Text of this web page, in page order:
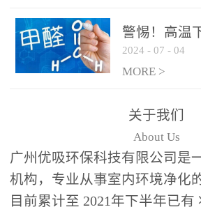
警惕！高温
手”来袭，你
2024 - 07 - 04
MORE >
关于我们
About Us
广州优吸环保科技有限公司是
机构，专业从事室内环境净化
目前累计至 2021年下半年已有